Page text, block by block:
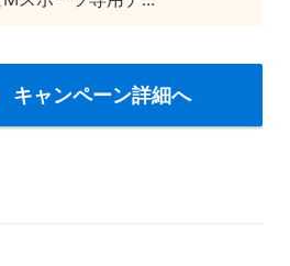
キャンペーン詳細へ